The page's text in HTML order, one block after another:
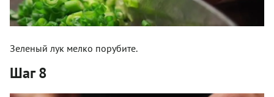
Зеленый лук мелко порубите.
Шаг 8